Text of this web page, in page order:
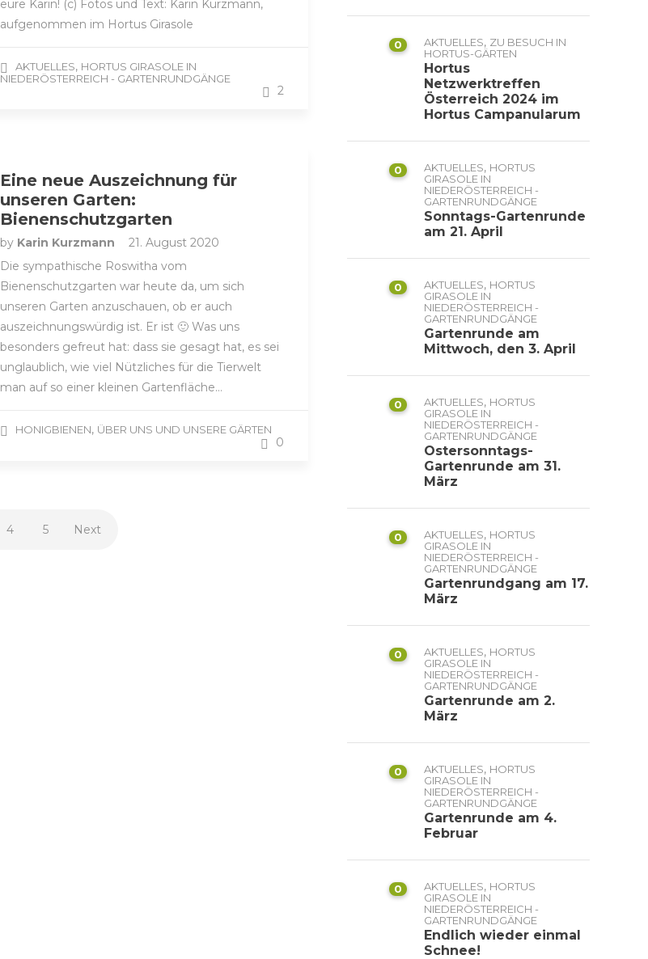
eure Karin! (c) Fotos und Text: Karin Kurzmann,
aufgenommen im Hortus Girasole
AKTUELLES, HORTUS GIRASOLE IN
NIEDERÖSTERREICH - GARTENRUNDGÄNGE
2
Eine neue Auszeichnung für
unseren Garten:
Bienenschutzgarten
by Karin Kurzmann
21. August 2020
Die sympathische Roswitha vom
Bienenschutzgarten war heute da, um sich
unseren Garten anzuschauen, ob er auch
auszeichnungswürdig ist. Er ist 🙂 Was uns
besonders gefreut hat: dass sie gesagt hat, es sei
unglaublich, wie viel Nützliches für die Tierwelt
man auf so einer kleinen Gartenfläche…
HONIGBIENEN, ÜBER UNS UND UNSERE GÄRTEN
0
4 5 Next
0 AKTUELLES, ZU BESUCH IN
HORTUS-GÄRTEN
Hortus
Netzwerktreffen
Österreich 2024 im
Hortus Campanularum
0 AKTUELLES, HORTUS
GIRASOLE IN
NIEDERÖSTERREICH -
GARTENRUNDGÄNGE
Sonntags-Gartenrunde
am 21. April
0 AKTUELLES, HORTUS
GIRASOLE IN
NIEDERÖSTERREICH -
GARTENRUNDGÄNGE
Gartenrunde am
Mittwoch, den 3. April
0 AKTUELLES, HORTUS
GIRASOLE IN
NIEDERÖSTERREICH -
GARTENRUNDGÄNGE
Ostersonntags-
Gartenrunde am 31.
März
0 AKTUELLES, HORTUS
GIRASOLE IN
NIEDERÖSTERREICH -
GARTENRUNDGÄNGE
Gartenrundgang am 17.
März
0 AKTUELLES, HORTUS
GIRASOLE IN
NIEDERÖSTERREICH -
GARTENRUNDGÄNGE
Gartenrunde am 2.
März
0 AKTUELLES, HORTUS
GIRASOLE IN
NIEDERÖSTERREICH -
GARTENRUNDGÄNGE
Gartenrunde am 4.
Februar
0 AKTUELLES, HORTUS
GIRASOLE IN
NIEDERÖSTERREICH -
GARTENRUNDGÄNGE
Endlich wieder einmal
Schnee!